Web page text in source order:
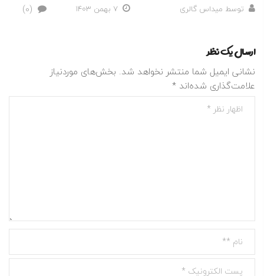
توسط میداس گالری (0)
ارسال یک نظر
نشانی ایمیل شما منتشر نخواهد شد. بخش‌های موردنیاز
علامت‌گذاری شده‌اند *